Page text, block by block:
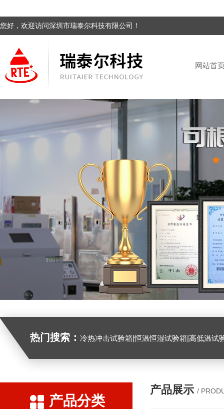
您好，欢迎访问深圳市瑞泰尔科技有限公司！
网站首
热门搜索： 冷热冲击试验箱|恒温恒湿试验箱|高低温试验箱|高低温交变试验箱|盐雾机|紫外线试验机|淋雨试验箱|臭氧试验箱|振动试
产品分类
产品展示 /